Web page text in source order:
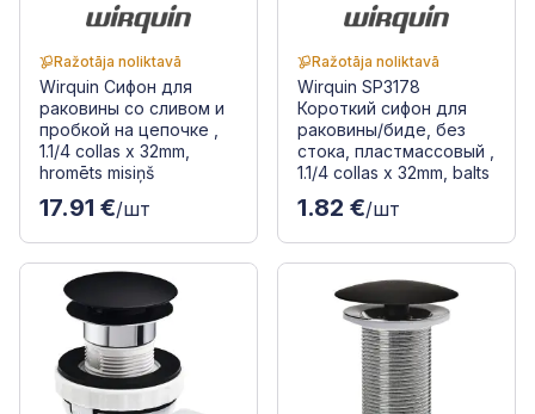
Ražotāja noliktavā
Wirquin Сифон для
раковины со сливом и
пробкой на цепочке ,
1.1/4 collas x 32mm,
hromēts misiņš
17.91 €/шт
Ražotāja noliktavā
Wirquin SP3178
Короткий сифон для
раковины/биде, без
стока, пластмассовый ,
1.1/4 collas x 32mm, balts
1.82 €/шт